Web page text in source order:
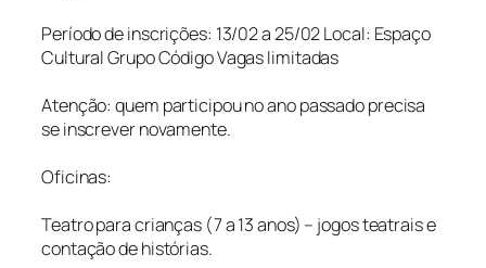
Período de inscrições: 13/02 a 25/02 Local: Espaço
Cultural Grupo Código Vagas limitadas
Atenção: quem participou no ano passado precisa
se inscrever novamente.
Oficinas:
Teatro para crianças (7 a 13 anos) – jogos teatrais e
contação de histórias.